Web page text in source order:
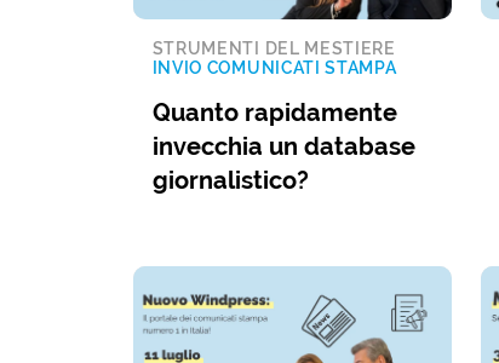
STRUMENTI DEL MESTIERE
INVIO COMUNICATI STAMPA
Quanto rapidamente
invecchia un database
giornalistico?